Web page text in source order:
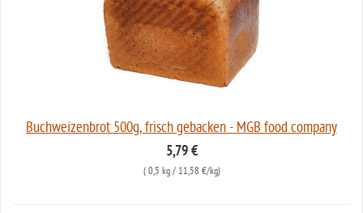
Buchweizenbrot 500g, frisch gebacken - MGB food company
5,79 €
( 0,5 kg/ 11,58 €/kg)